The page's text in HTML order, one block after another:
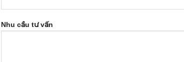
Nhu cầu tư vấn